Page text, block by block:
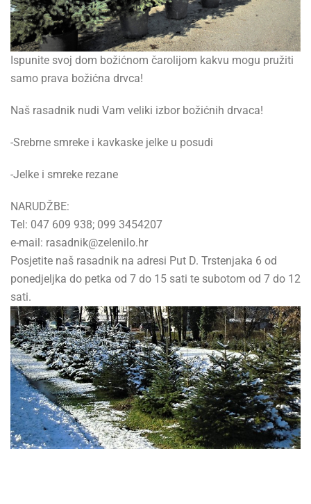
Ispunite svoj dom božićnom čarolijom kakvu mogu pružiti
samo prava božićna drvca!
Naš rasadnik nudi Vam veliki izbor božićnih drvaca!
-Srebrne smreke i kavkaske jelke u posudi
-Jelke i smreke rezane
NARUDŽBE:
Tel: 047 609 938; 099 3454207
e-mail: rasadnik@zelenilo.hr
Posjetite naš rasadnik na adresi Put D. Trstenjaka 6 od
ponedjeljka do petka od 7 do 15 sati te subotom od 7 do 12
sati.